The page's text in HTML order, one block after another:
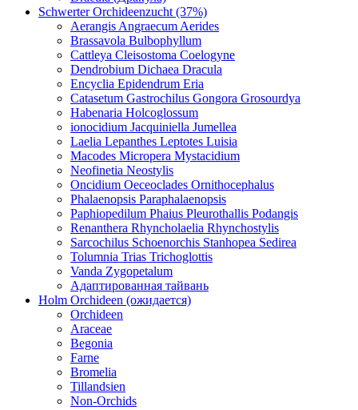
Schwerter Orchideenzucht (37%)
Aerangis Angraecum Aerides
Brassavola Bulbophyllum
Cattleya Cleisostoma Coelogyne
Dendrobium Dichaea Dracula
Encyclia Epidendrum Eria
Catasetum Gastrochilus Gongora Grosourdya
Habenaria Holcoglossum
ionocidium Jacquiniella Jumellea
Laelia Lepanthes Leptotes Luisia
Macodes Micropera Mystacidium
Neofinetia Neostylis
Oncidium Oeceoclades Ornithocephalus
Phalaenopsis Paraphalaenopsis
Paphiopedilum Phaius Pleurothallis Podangis
Renanthera Rhyncholaelia Rhynchostylis
Sarcochilus Schoenorchis Stanhopea Sedirea
Tolumnia Trias Trichoglottis
Vanda Zygopetalum
Адаптированная тайвань
Holm Orchideen (ожидается)
Orchideen
Araceae
Begonia
Farne
Bromelia
Tillandsien
Non-Orchids